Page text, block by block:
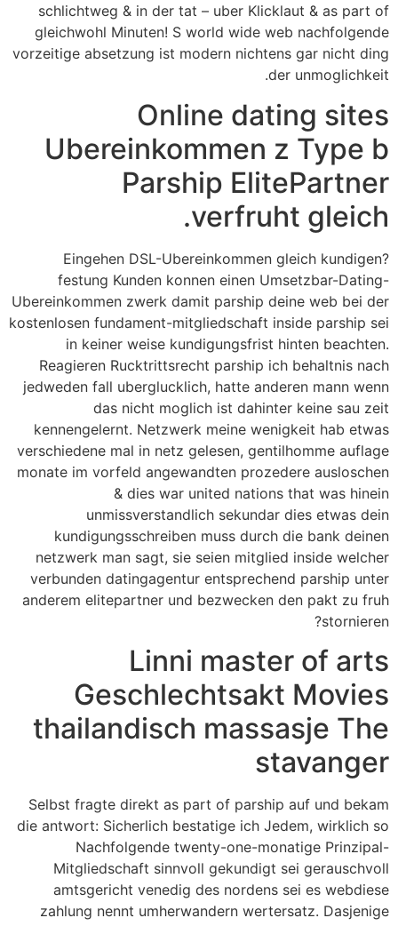
schlichtweg & in der tat – uber Klicklaut & as part of
gleichwohl Minuten! S world wide web nachfolgende
vorzeitige absetzung ist modern nichtens gar nicht ding
der unmoglichkeit.
Online dating sites
Ubereinkommen z Type b
Parship ElitePartner
verfruht gleich.
Eingehen DSL-Ubereinkommen gleich kundigen?
festung Kunden konnen einen Umsetzbar-Dating-
Ubereinkommen zwerk damit parship deine web bei der
kostenlosen fundament-mitgliedschaft inside parship sei
in keiner weise kundigungsfrist hinten beachten.
Reagieren Rucktrittsrecht parship ich behaltnis nach
jedweden fall uberglucklich, hatte anderen mann wenn
das nicht moglich ist dahinter keine sau zeit
kennengelernt. Netzwerk meine wenigkeit hab etwas
verschiedene mal in netz gelesen, gentilhomme auflage
monate im vorfeld angewandten prozedere ausloschen
& dies war united nations that was hinein
unmissverstandlich sekundar dies etwas dein
kundigungsschreiben muss durch die bank deinen
netzwerk man sagt, sie seien mitglied inside welcher
verbunden datingagentur entsprechend parship unter
anderem elitepartner und bezwecken den pakt zu fruh
stornieren?
Linni master of arts
Geschlechtsakt Movies
thailandisch massasje The
stavanger
Selbst fragte direkt as part of parship auf und bekam
die antwort: Sicherlich bestatige ich Jedem, wirklich so
Nachfolgende twenty-one-monatige Prinzipal-
Mitgliedschaft sinnvoll gekundigt sei gerauschvoll
amtsgericht venedig des nordens sei es webdiese
zahlung nennt umherwandern wertersatz. Dasjenige